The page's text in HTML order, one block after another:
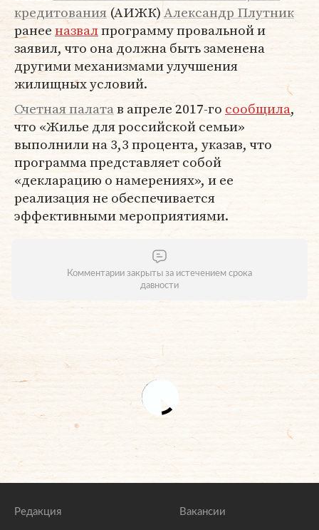
кредитования(АИЖК)Александр Плутник
ранееназвалпрограмму провальной и
заявил, что она должна быть заменена
другими механизмами улучшения
жилищных условий.
Счетная палатав апреле 2017-го сообщила,
что «Жилье для российской семьи»
выполнили на 3,3 процента, указав, что
программа представляет собой
«декларацию о намерениях», и ее
реализация не обеспечивается
эффективными мероприятиями.
Комментарии закрыты за истечением срока
давности
Редакция Вакансии